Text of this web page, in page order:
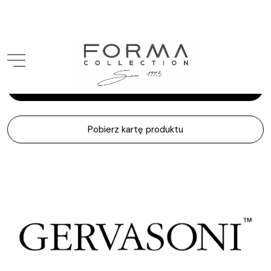
Zapytaj o produkt
Pobierz kartę produktu